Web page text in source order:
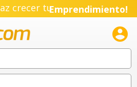
crecer tuEmprendimiento!
